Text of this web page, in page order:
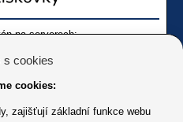
na serverech:
s cookies
cookies:
zajišťují základní funkce webu